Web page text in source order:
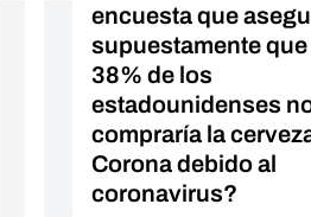
encuesta que
supuestamente que
38% de los
estadounidenses
compraría la
Corona debido al
coronavirus?